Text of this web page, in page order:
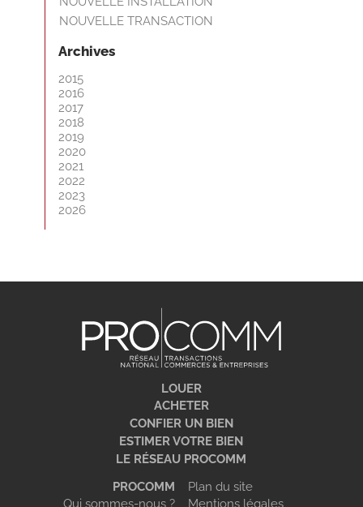
NOUVELLE TRANSACTION
Archives
2015
2016
2017
2018
2019
2020
2021
2022
2023
2026
LOUER
ACHETER
CONFIER UN BIEN
ESTIMER VOTRE BIEN
LE RÉSEAU PROCOMM
PROCOMM
Qui sommes-nous ?
Plan du site
Mentions légales